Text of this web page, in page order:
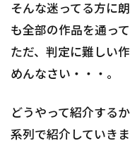
そんな迷ってる方に
も全部の作品を通っ
ただ、判定に難しい
めんなさい・・・。
どうやって紹介する
系列で紹介していきま